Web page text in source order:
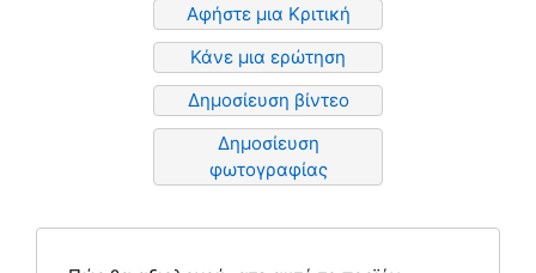
Αφήστε μια Κριτική
Κάνε μια ερώτηση
Δημοσίευση βίντεο
Δημοσίευση
φωτογραφίας